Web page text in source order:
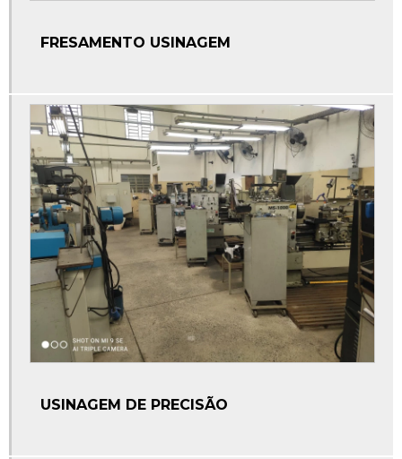
FRESAMENTO USINAGEM
USINAGEM DE PRECISÃO